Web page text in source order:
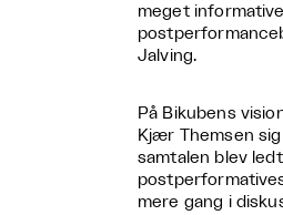
meget
Jalving.
På Bikubens
Kjær Themsen
samtalen blev
mere gang i